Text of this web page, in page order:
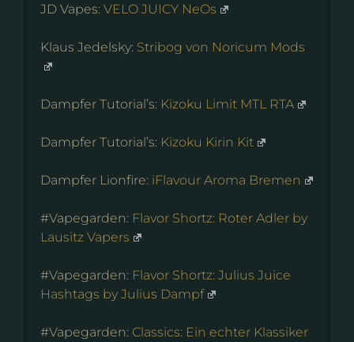
JD Vapes: VELO JUICY NeOs
Klaus Jedelsky: Stribog von Noricum Mods
Dampfer Tutorial’s: Kizoku Limit MTL RTA
Dampfer Tutorial’s: Kizoku Kirin Kit
Dampfer Lionfire: iFlavour Aroma Bremen
#Vapegarden: Flavor Shortz: Roter Adler by
Lausitz Vapers
#Vapegarden: Flavor Shortz: Julius Juice
Hashtags by Julius Dampf
#Vapegarden: Classics: Ein echter Klassiker